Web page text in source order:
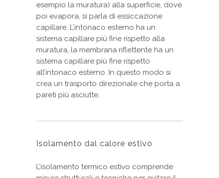
esempio la muratura) alla superficie, dove
poi evapora, si parla di essiccazione
capillare. L’intonaco esterno ha un
sistema capillare più fine rispetto alla
muratura, la membrana riflettente ha un
sistema capillare più fine rispetto
all’intonaco esterno. In questo modo si
crea un trasporto direzionale che porta a
pareti più asciutte.
Isolamento dal calore estivo
L’isolamento termico estivo comprende